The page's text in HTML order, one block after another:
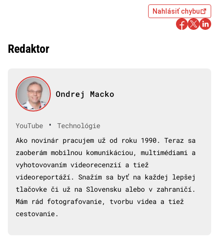
Nahlásiť chybu
Redaktor
Ondrej Macko
YouTube •
Technológie
Ako novinár pracujem už od roku 1990. Teraz sa
zaoberám mobilnou komunikáciou, multimédiami a
vyhotovovaním videorecenzií a tiež
videoreportáží. Snažím sa byť na každej lepšej
tlačovke či už na Slovensku alebo v zahraničí.
Mám rád fotografovanie, tvorbu videa a tiež
cestovanie.